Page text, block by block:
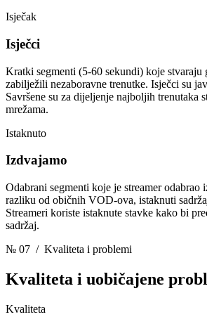
Isječak
Isječci
Kratki segmenti (5-60 sekundi) koje stvaraju
zabilježili nezaboravne trenutke. Isječci su
Savršene su za dijeljenje najboljih trenutaka
mrežama.
Istaknuto
Izdvajamo
Odabrani segmenti koje je streamer
razliku od običnih VOD-ova, istaknuti
Streameri koriste istaknute stavke kako bi
sadržaj.
№ 07 / Kvaliteta i problemi
Kvaliteta i uobičajene
Kvaliteta